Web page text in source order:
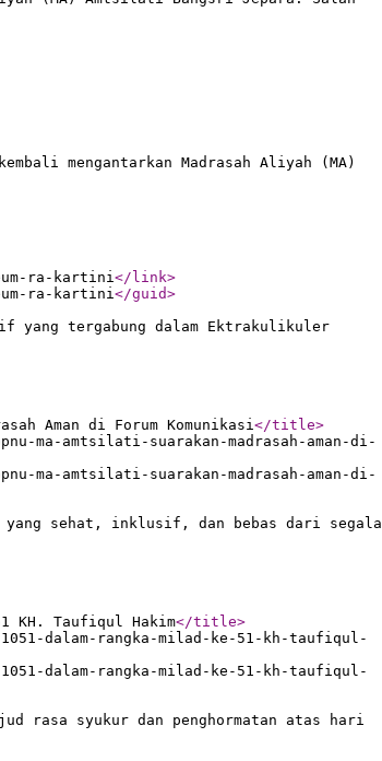
mengantarkan Madrasah Aliyah (MA)
ra-kartini</link>
ra-kartini</guid>
yang tergabung dalam Ektrakulikuler
Aman di Forum Komunikasi</title>
ma-amtsilati-suarakan-madrasah-aman-di-
ma-amtsilati-suarakan-madrasah-aman-di-
yang sehat, inklusif, dan bebas dari segala
KH. Taufiqul Hakim</title>
dalam-rangka-milad-ke-51-kh-taufiqul-
dalam-rangka-milad-ke-51-kh-taufiqul-
rasa syukur dan penghormatan atas hari